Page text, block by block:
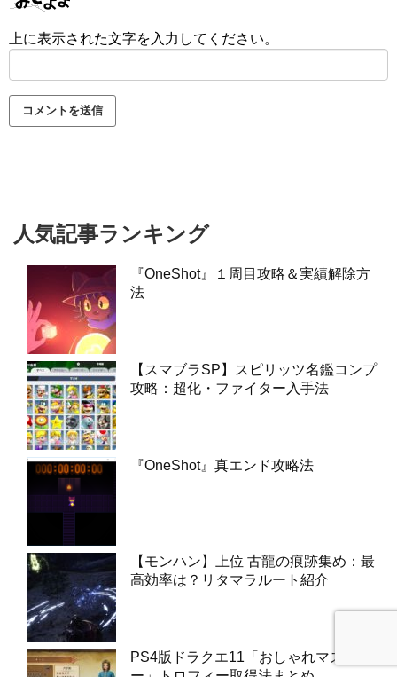
上に表示された文字を入力してください。
人気記事ランキング
『OneShot』１周目攻略＆実績解除方
法
【スマブラSP】スピリッツ名鑑コンプ
攻略：超化・ファイター入手法
『OneShot』真エンド攻略法
【モンハン】上位 古龍の痕跡集め：最
高効率は？リタマラルート紹介
PS4版ドラクエ11「おしゃれマスタ